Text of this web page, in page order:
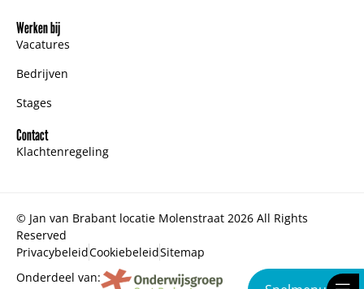
Werken bij
Vacatures
Bedrijven
Stages
Contact
Klachtenregeling
© Jan van Brabant locatie Molenstraat 2026 All Rights
Reserved
PrivacybeleidCookiebeleidSitemap
Onderdeel van: